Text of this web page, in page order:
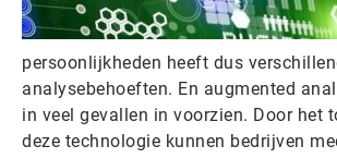
persoonlijkheden heeft dus
analysebehoeften. En augmented
in veel gevallen in voorzien. Door het
deze technologie kunnen bedrijven